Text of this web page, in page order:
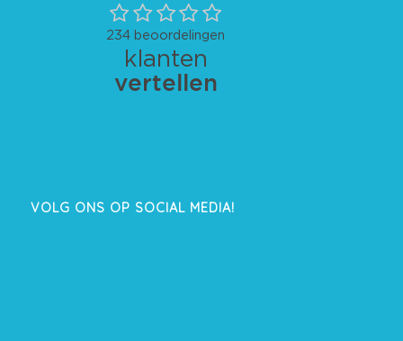
VOLG ONS OP SOCIAL MEDIA!